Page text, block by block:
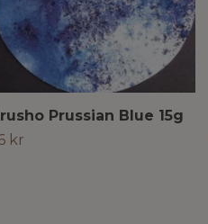
Prussian Blue 15g
kr